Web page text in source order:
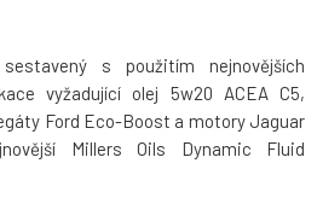
s použitím nejnovějších
vyžadující olej 5w20 ACEA C5,
Ford Eco-Boost a motory Jaguar
Millers Oils Dynamic Fluid